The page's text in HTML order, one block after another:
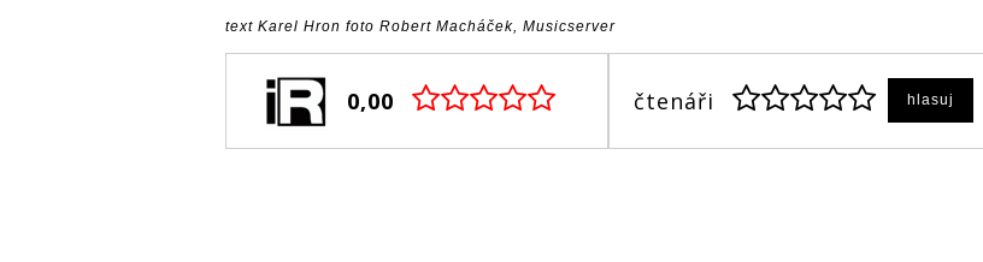
text Karel Hron foto Robert Macháček, Musicserver
0,00 čtenáři hlasuj